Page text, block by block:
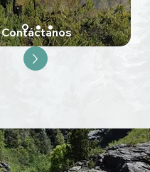
Contáctanos